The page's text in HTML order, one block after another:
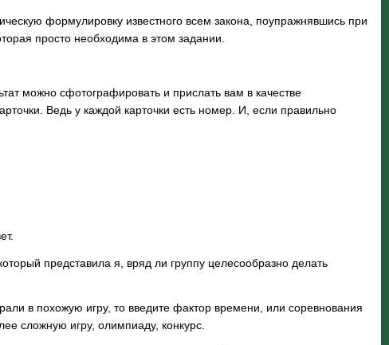
формулировку известного всем закона, поупражнявшись при
просто необходима в этом задании.
можно сфотографировать и прислать вам в качестве
Ведь у каждой карточки есть номер. И, если правильно
представила я, вряд ли группу целесообразно делать
в похожую игру, то введите фактор времени, или соревнования
сложную игру, олимпиаду, конкурс.